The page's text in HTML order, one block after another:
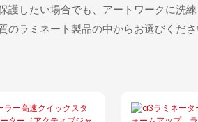
したい場合でも、アートワークに洗
ラミネート製品の中からお選びくださ